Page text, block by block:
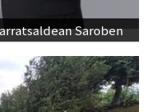
Saroben